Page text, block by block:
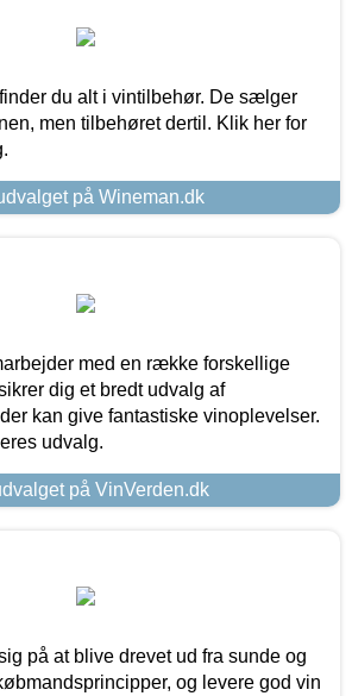
du alt i vintilbehør. De sælger
men tilbehøret dertil. Klik her for
på Wineman.dk
med en række forskellige
dig et bredt udvalg af
kan give fantastiske vinoplevelser.
udvalg.
på VinVerden.dk
på at blive drevet ud fra sunde og
og levere god vin